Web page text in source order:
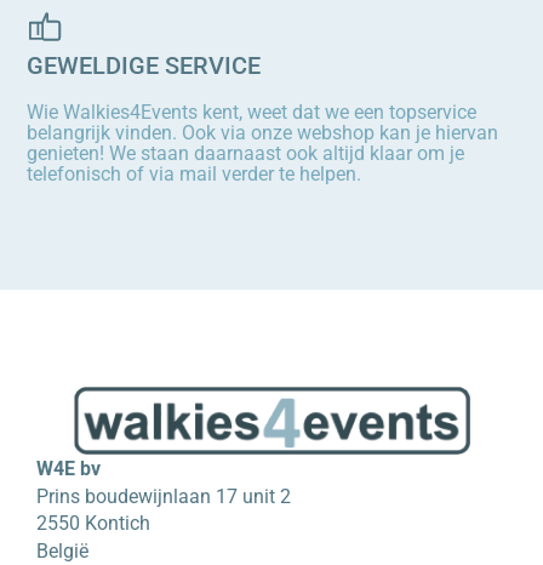
GEWELDIGE SERVICE
Wie Walkies4Events kent, weet dat we een topservice
belangrijk vinden. Ook via onze webshop kan je hiervan
genieten! We staan daarnaast ook altijd klaar om je
telefonisch of via mail verder te helpen.
W4E bv
Prins boudewijnlaan 17 unit 2
2550 Kontich
België